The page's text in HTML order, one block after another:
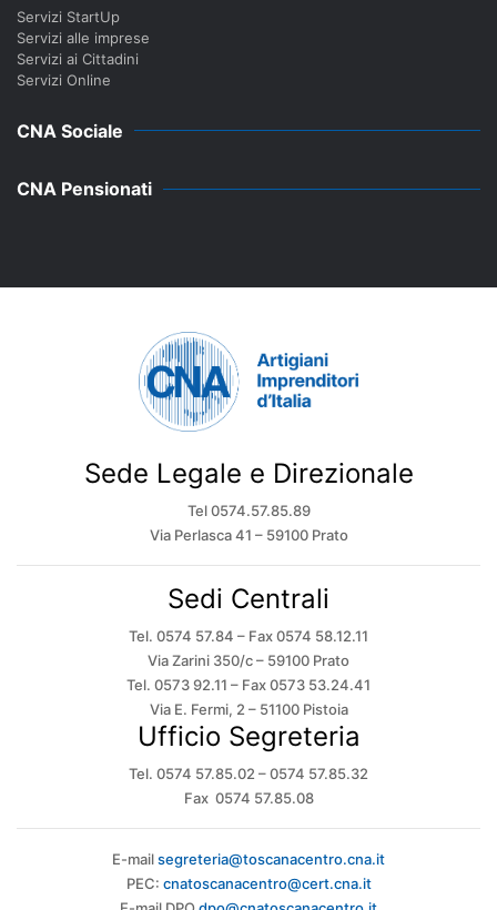
Servizi StartUp
Servizi alle imprese
Servizi ai Cittadini
Servizi Online
CNA Sociale
CNA Pensionati
Sede Legale e Direzionale
Tel 0574.57.85.89
Via Perlasca 41 – 59100 Prato
Sedi Centrali
Tel. 0574 57.84 – Fax 0574 58.12.11
Via Zarini 350/c – 59100 Prato
Tel. 0573 92.11 – Fax 0573 53.24.41
Via E. Fermi, 2 – 51100 Pistoia
Ufficio Segreteria
Tel. 0574 57.85.02 – 0574 57.85.32
Fax 0574 57.85.08
E-mailsegreteria@toscanacentro.cna.it
PEC: cnatoscanacentro@cert.cna.it